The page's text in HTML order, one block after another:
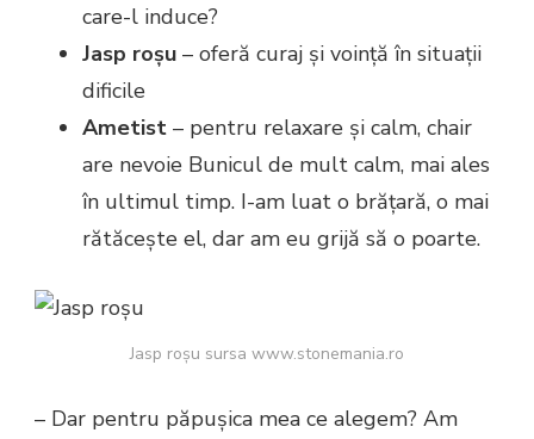
care-l induce?
Jasp roșu – oferă curaj și voință în situații
dificile
Ametist – pentru relaxare și calm, chair
are nevoie Bunicul de mult calm, mai ales
în ultimul timp. I-am luat o brățară, o mai
rătăcește el, dar am eu grijă să o poarte.
Jasp roșu sursa www.stonemania.ro
– Dar pentru păpușica mea ce alegem? Am